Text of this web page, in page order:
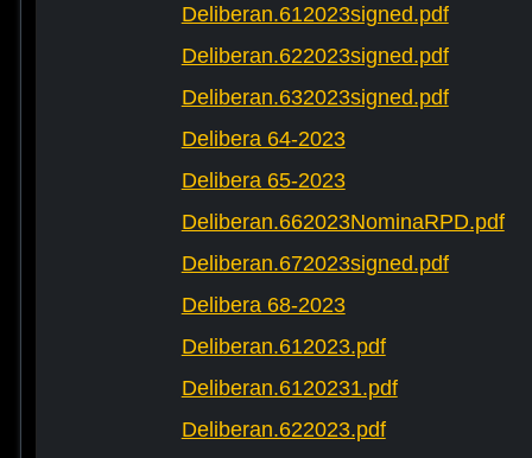
Deliberan.612023signed.pdf
Deliberan.622023signed.pdf
Deliberan.632023signed.pdf
Delibera 64-2023
Delibera 65-2023
Deliberan.662023NominaRPD.pdf
Deliberan.672023signed.pdf
Delibera 68-2023
Deliberan.612023.pdf
Deliberan.6120231.pdf
Deliberan.622023.pdf